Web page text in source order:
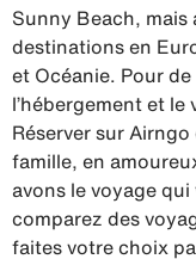
Sunny Beach, mais
destinations en
et Océanie. Pour
l’hébergement et le
Réserver sur
famille, en
avons le voyage
comparez des
faites votre choix